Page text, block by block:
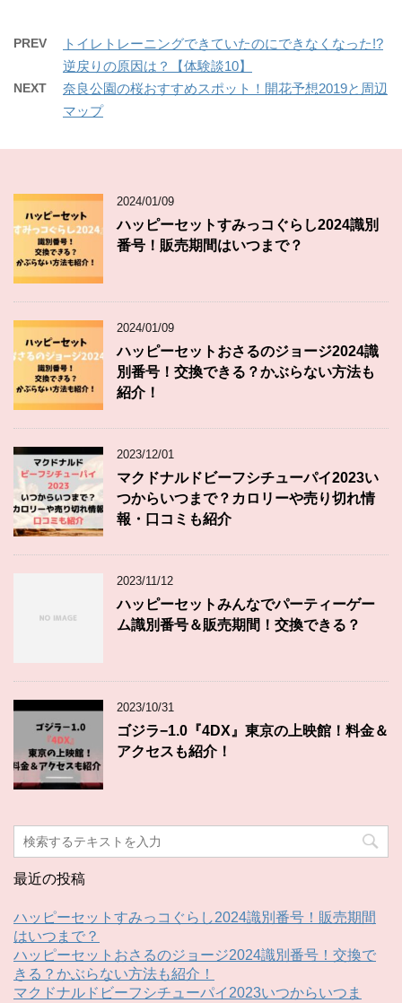
PREV
トイレトレーニングできていたのにできなくなった!?
逆戻りの原因は？【体験談10】
NEXT
奈良公園の桜おすすめスポット！開花予想2019と周辺
マップ
2024/01/09
ハッピーセットすみっコぐらし2024識別
番号！販売期間はいつまで？
2024/01/09
ハッピーセットおさるのジョージ2024識
別番号！交換できる？かぶらない方法も
紹介！
2023/12/01
マクドナルドビーフシチューパイ2023い
つからいつまで？カロリーや売り切れ情
報・口コミも紹介
2023/11/12
ハッピーセットみんなでパーティーゲー
ム識別番号＆販売期間！交換できる？
2023/10/31
ゴジラ−1.0『4DX』東京の上映館！料金＆
アクセスも紹介！
最近の投稿
ハッピーセットすみっコぐらし2024識別番号！販売期間
はいつまで？
ハッピーセットおさるのジョージ2024識別番号！交換で
きる？かぶらない方法も紹介！
マクドナルドビーフシチューパイ2023いつからいつま